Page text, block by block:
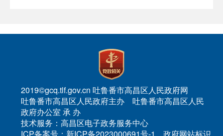
2019©gcq.tlf.gov.cn 吐鲁番市高昌区人民政府网
吐鲁番市高昌区人民政府主办 吐鲁番市高昌区人民
政府办公室 承 办
技术服务：高昌区电子政务服务中心